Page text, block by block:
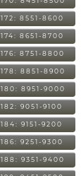
172: 8551-8600
174: 8651-8700
176: 8751-8800
178: 8851-8900
180: 8951-9000
182: 9051-9100
184: 9151-9200
186: 9251-9300
188: 9351-9400